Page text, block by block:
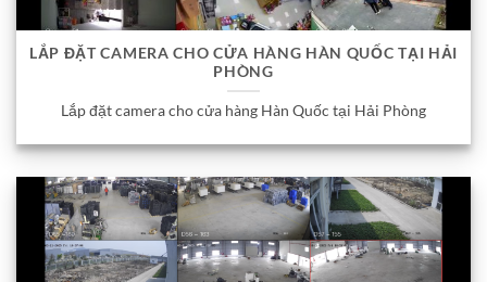
LẮP ĐẶT CAMERA CHO CỬA HÀNG HÀN QUỐC TẠI HẢI
PHÒNG
Lắp đặt camera cho cửa hàng Hàn Quốc tại Hải Phòng